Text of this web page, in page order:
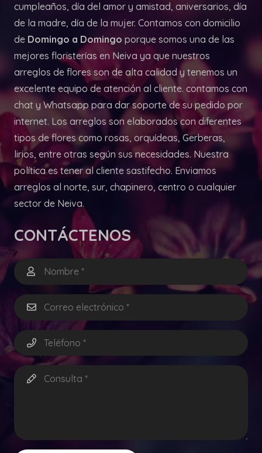
cumpleaños, día del amor y amistad, aniversarios, día
de la madre, día de la mujer. Contamos con domicilio
de Domingo a Domingo porque somos una de las
mejores floristerías en Neiva ya que nuestros
arreglos de flores son de alta calidad y tenemos un
excelente equipo de atención al cliente. contamos con
chat y Whatsapp para dar soporte de su pedido por
internet. Los arreglos son elaborados con diferentes
tipos de flores como rosas, orquídeas, Gerberas,
lirios, entre otras según sus necesidades. Nuestra
política es tener al cliente sastifecho. Enviamos
arreglos al norte, sur, chapinero, centro o cualquier
sector de Neiva.
CONTÁCTENOS